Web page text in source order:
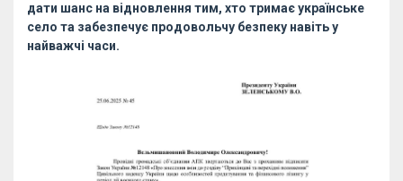
дати шанс на відновлення тим, хто тримає українське
село та забезпечує продовольчу безпеку навіть у
найважчі часи.